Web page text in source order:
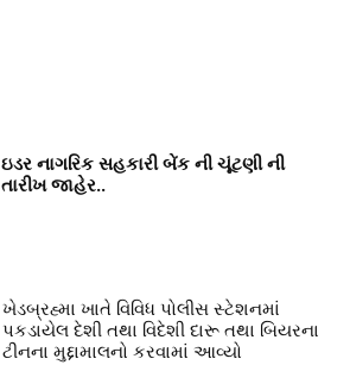
ઇડર નાગરિક સહકારી બેંક ની ચૂંટણી ની
તારીખ જાહેર..
ખેડબ્રહ્મા ખાતે વિવિધ પોલીસ સ્ટેશનમાં
પકડાયેલ દેશી તથા વિદેશી દારૂ તથા બિયરના
ટીનના મુદ્દામાલનો કરવામાં આવ્યો